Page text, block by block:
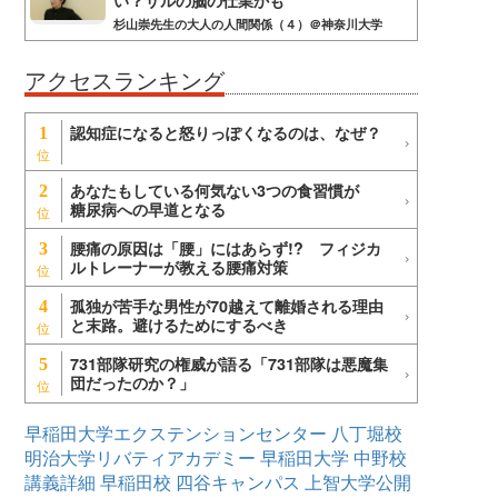
杉山崇先生の大人の人間関係（４）＠神奈川大学
アクセスランキング
1 認知症になると怒りっぽくなるのは、なぜ？
2
あなたもしている何気ない3つの食習慣が
糖尿病への早道となる
3
腰痛の原因は「腰」にはあらず!? フィジカ
ルトレーナーが教える腰痛対策
4
孤独が苦手な男性が70越えて離婚される理由
と末路。避けるためにするべき
5
731部隊研究の権威が語る「731部隊は悪魔集
団だったのか？」
早稲田大学エクステンションセンター 八丁堀校
明治大学リバティアカデミー 早稲田大学 中野校
講義詳細 早稲田校 四谷キャンパス 上智大学公開